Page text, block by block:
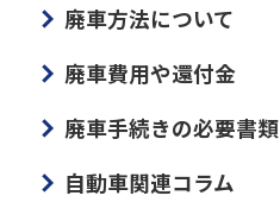
廃車方法について
廃車費用や還付金
廃車手続きの必要書類
自動車関連コラム